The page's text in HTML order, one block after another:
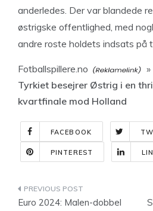
anderledes. Der var blandede
østrigske offentlighed, med
andre roste holdets indsats på
Fotballspillere.no »
Tyrkiet besejrer Østrig i en
kvartfinale mod Holland
FACEBOOK
PINTEREST
Indlægsnavigation
Euro 2024: Malen-dobbel